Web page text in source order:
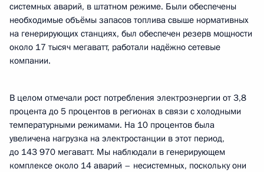
системных аварий, в штатном режиме. Были обеспечены
необходимые объёмы запасов топлива свыше нормативных
на генерирующих станциях, был обеспечен резерв мощности
около 17 тысяч мегаватт, работали надёжно сетевые
компании.
В целом отмечали рост потребления электроэнергии от 3,8
процента до 5 процентов в регионах в связи с холодными
температурными режимами. На 10 процентов была
увеличена нагрузка на электростанции в этот период,
до 143 970 мегаватт. Мы наблюдали в генерирующем
комплексе около 14 аварий – несистемных, поскольку они